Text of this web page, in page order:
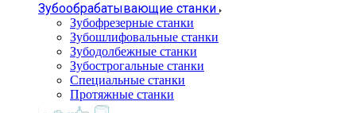
Зубообрабатывающие станки
Зубофрезерные станки
Зубошлифовальные станки
Зубодолбежные станки
Зубострогальные станки
Специальные станки
Протяжные станки